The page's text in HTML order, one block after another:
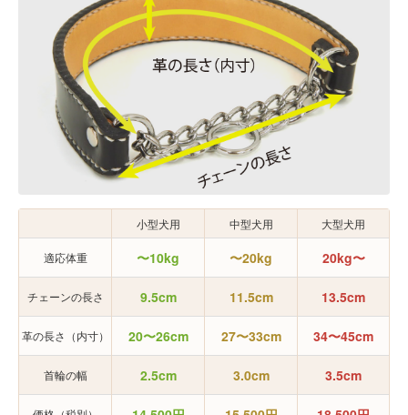
小型犬用 中型犬用 大型犬用
適応体重 〜10kg 〜20kg 20kg〜
チェーンの長さ 9.5cm 11.5cm 13.5cm
革の長さ（内寸） 20〜26cm 27〜33cm 34〜45cm
首輪の幅 2.5cm 3.0cm 3.5cm